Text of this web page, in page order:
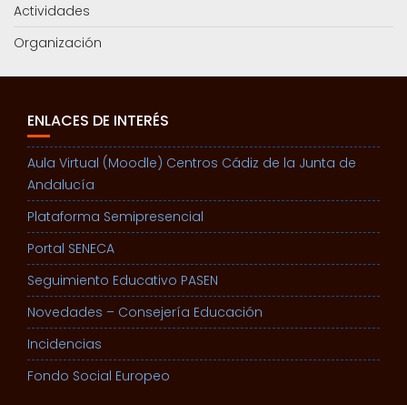
Actividades
Organización
ENLACES DE INTERÉS
Aula Virtual (Moodle) Centros Cádiz de la Junta de
Andalucía
Plataforma Semipresencial
Portal SENECA
Seguimiento Educativo PASEN
Novedades – Consejería Educación
Incidencias
Fondo Social Europeo